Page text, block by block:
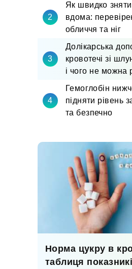
Як швидко
вдома:
обличчя та ніг
Долікарська
кровотечі зі
і чого не можна
Гемоглобін
підняти рівень
та безпечно
Норма цукру в
таблиця